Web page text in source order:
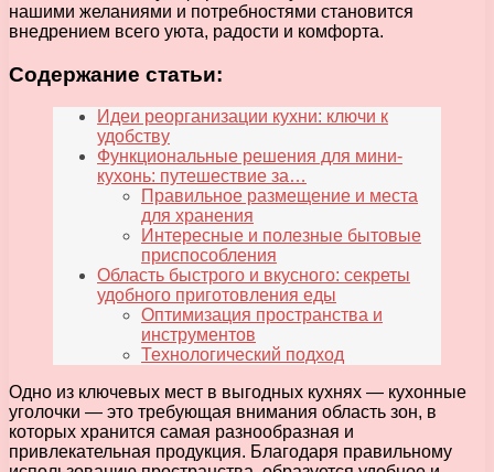
нашими желаниями и потребностями становится
внедрением всего уюта, радости и комфорта.
Содержание статьи:
Идеи реорганизации кухни: ключи к
удобству
Функциональные решения для мини-
кухонь: путешествие за…
Правильное размещение и места
для хранения
Интересные и полезные бытовые
приспособления
Область быстрого и вкусного: секреты
удобного приготовления еды
Оптимизация пространства и
инструментов
Технологический подход
Одно из ключевых мест в выгодных кухнях — кухонные
уголочки — это требующая внимания область зон, в
которых хранится самая разнообразная и
привлекательная продукция. Благодаря правильному